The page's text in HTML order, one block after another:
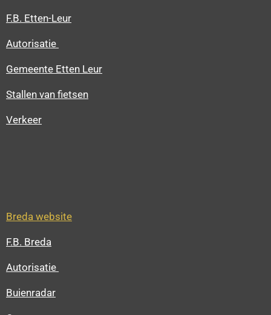
F.B. Etten-Leur
Autorisatie
Gemeente Etten Leur
Stallen van fietsen
Verkeer
Breda website
F.B. Breda
Autorisatie
Buienradar